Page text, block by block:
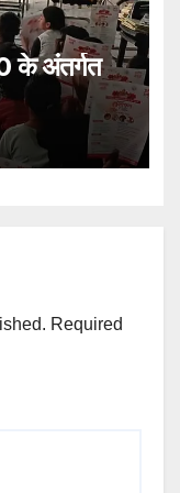
के अंतर्गत
Required